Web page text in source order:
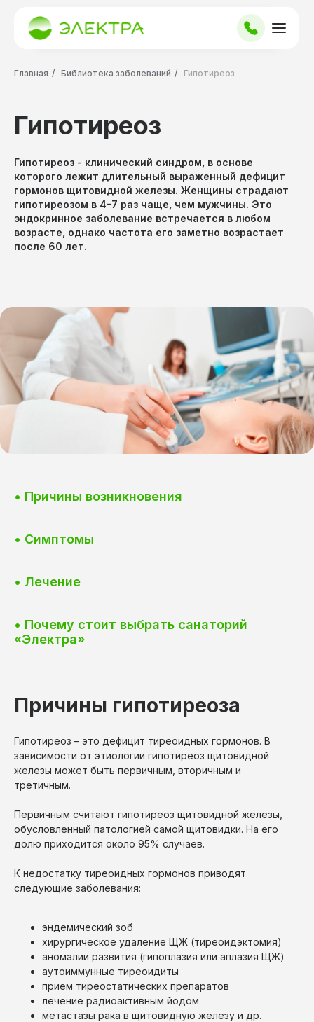
Главная / Библиотека заболеваний / Гипотиреоз
Гипотиреоз
Гипотиреоз - клинический синдром, в основе
которого лежит длительный выраженный дефицит
гормонов щитовидной железы. Женщины страдают
гипотиреозом в 4-7 раз чаще, чем мужчины. Это
эндокринное заболевание встречается в любом
возрасте, однако частота его заметно возрастает
после 60 лет.
• Причины возникновения
• Симптомы
• Лечение
• Почему стоит выбрать санаторий
«Электра»
Причины гипотиреоза
Гипотиреоз – это дефицит тиреоидных гормонов. В
зависимости от этиологии гипотиреоз щитовидной
железы может быть первичным, вторичным и
третичным.
Первичным считают гипотиреоз щитовидной железы,
обусловленный патологией самой щитовидки. На его
долю приходится около 95% случаев.
К недостатку тиреоидных гормонов приводят
следующие заболевания:
эндемический зоб
хирургическое удаление ЩЖ (тиреоидэктомия)
аномалии развития (гипоплазия или аплазия ЩЖ)
аутоиммунные тиреоидиты
прием тиреостатических препаратов
лечение радиоактивным йодом
метастазы рака в щитовидную железу и др.